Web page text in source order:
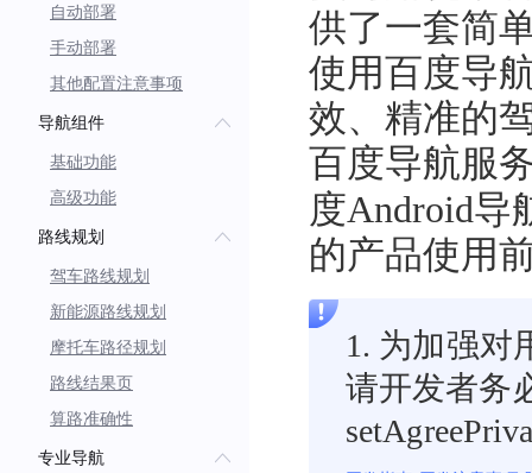
自动部署
手动部署
其他配置注意事项
导航组件
基础功能
高级功能
路线规划
驾车路线规划
新能源路线规划
摩托车路径规划
路线结果页
算路准确性
专业导航
供了一套简
使用百度导
效、精准的
百度导航服
度Android导
的产品使用
1. 为加强对
请开发者务